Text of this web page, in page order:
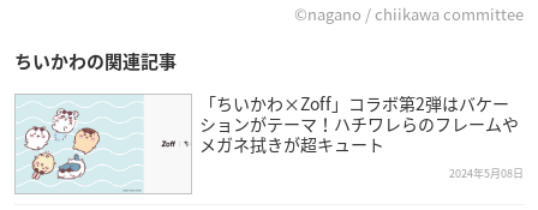
©nagano / chiikawa committee
ちいかわの関連記事
「ちいかわ×Zoff」コラボ第2弾はバケー
ションがテーマ！ハチワレらのフレームや
メガネ拭きが超キュート
2024年5月08日